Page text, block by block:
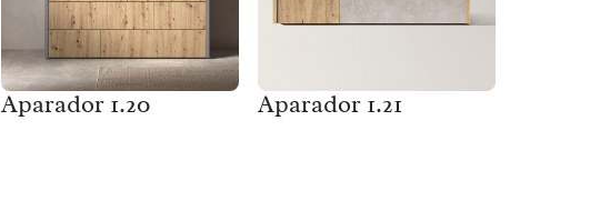
Aparador 1.20 Aparador 1.21